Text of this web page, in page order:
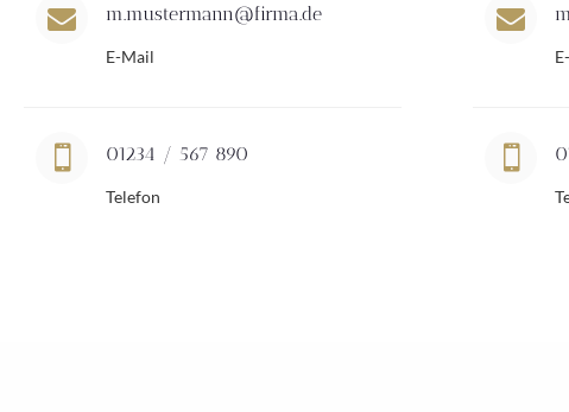
 m.mustermann@firma.de
E-Mail
 01234 / 567 890
Telefon

